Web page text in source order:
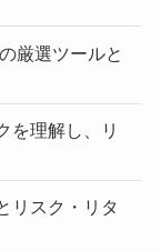
厳選ツールと
を理解し、リ
リスク・リタ